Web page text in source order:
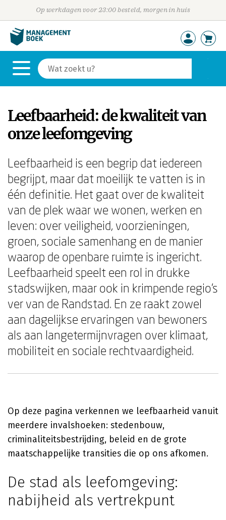
Op werkdagen voor 23:00 besteld, morgen in huis
Leefbaarheid: de kwaliteit van
onze leefomgeving
Leefbaarheid is een begrip dat iedereen
begrijpt, maar dat moeilijk te vatten is in
één definitie. Het gaat over de kwaliteit
van de plek waar we wonen, werken en
leven: over veiligheid, voorzieningen,
groen, sociale samenhang en de manier
waarop de openbare ruimte is ingericht.
Leefbaarheid speelt een rol in drukke
stadswijken, maar ook in krimpende regio's
ver van de Randstad. En ze raakt zowel
aan dagelijkse ervaringen van bewoners
als aan langetermijnvragen over klimaat,
mobiliteit en sociale rechtvaardigheid.
Op deze pagina verkennen we leefbaarheid vanuit
meerdere invalshoeken: stedenbouw,
criminaliteitsbestrijding, beleid en de grote
maatschappelijke transities die op ons afkomen.
De stad als leefomgeving:
nabijheid als vertrekpunt